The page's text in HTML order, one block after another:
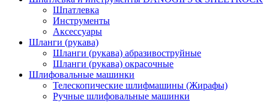
Шпатлевка
Инструменты
Аксессуары
Шланги (рукава)
Шланги (рукава) абразивоструйные
Шланги (рукава) окрасочные
Шлифовальные машинки
Телескопические шлифмашины (Жирафы)
Ручные шлифовальные машинки